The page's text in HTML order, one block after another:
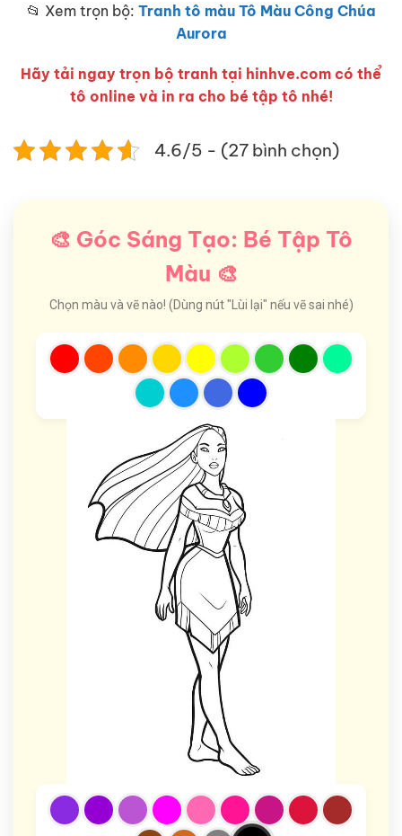
📂 Xem trọn bộ: Tranh tô màu Tô Màu Công Chúa
Aurora
Hãy tải ngay trọn bộ tranh tại hinhve.com có thể
tô online và in ra cho bé tập tô nhé!
4.6/5 - (27 bình chọn)
🎨 Góc Sáng Tạo: Bé Tập Tô
Màu 🎨
Chọn màu và vẽ nào! (Dùng nút "Lùi lại" nếu vẽ sai nhé)